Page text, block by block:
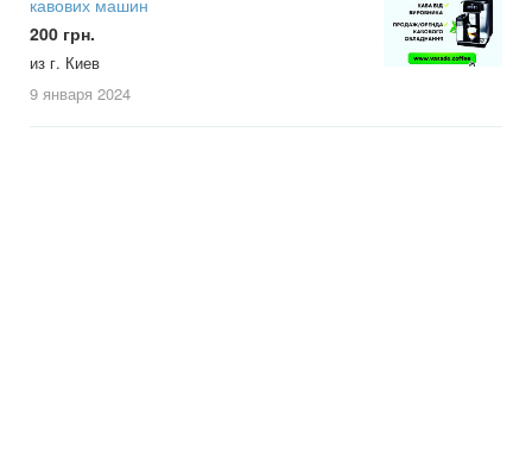
кавових машин
200 грн.
из г. Киев
9 января 2024